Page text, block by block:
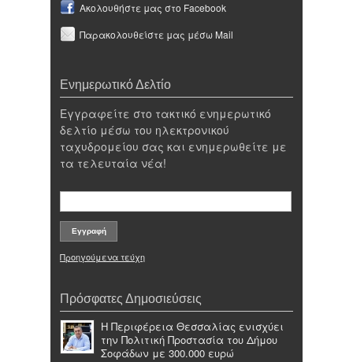
Ακολουθήστε μας στο Facebook
Παρακολουθείστε μας μέσω Mail
Ενημερωτικό Δελτίο
Εγγραφείτε στο τακτικό ενημερωτικό
δελτίο μέσω του ηλεκτρονικού
ταχυδρομείου σας και ενημερωθείτε με
τα τελευταία νέα!
Προηγούμενα τεύχη
Πρόσφατες Δημοσιεύσεις
Η Περιφέρεια Θεσσαλίας ενισχύει
την Πολιτική Προστασία του Δήμου
Σοφάδων με 300.000 ευρώ